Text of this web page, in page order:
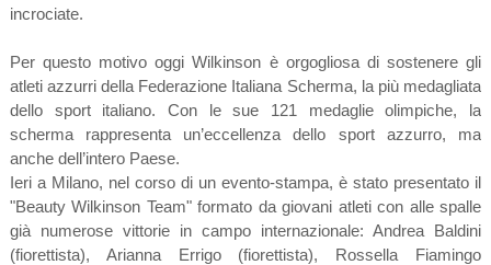
incrociate.
Per questo motivo oggi Wilkinson è orgogliosa di sostenere gli
atleti azzurri della Federazione Italiana Scherma, la più medagliata
dello sport italiano. Con le sue 121 medaglie olimpiche, la
scherma rappresenta un’eccellenza dello sport azzurro, ma
anche dell’intero Paese.
Ieri a Milano, nel corso di un evento-stampa, è stato presentato il
"Beauty Wilkinson Team" formato da giovani atleti con alle spalle
già numerose vittorie in campo internazionale: Andrea Baldini
(fiorettista), Arianna Errigo (fiorettista), Rossella Fiamingo